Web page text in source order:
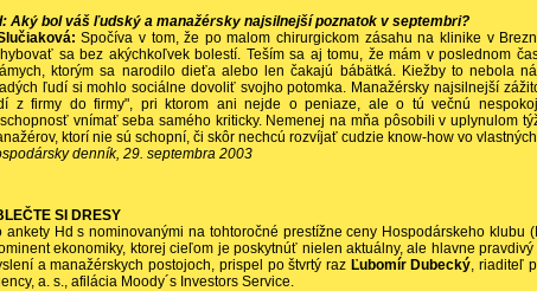
Aký bol váš ľudský a manažérsky najsilnejší poznatok v septembri?
Spočíva v tom, že po malom chirurgickom zásahu na klinike v
sa bez akýchkoľvek bolestí. Teším sa aj tomu, že mám v poslednom
ktorým sa narodilo dieťa alebo len čakajú bábätká. Kiežby to nebola
ľudí si mohlo sociálne dovoliť svojho potomka. Manažérsky najsilnejší
z firmy do firmy", pri ktorom ani nejde o peniaze, ale o tú večnú
vnímať seba samého kriticky. Nemenej na mňa pôsobili v uplynulom
ktorí nie sú schopní, či skôr nechcú rozvíjať cudzie know-how vo
denník, 29. septembra 2003
SI DRESY
ankety Hd s nominovanými na tohtoročné prestížne ceny Hospodárskeho klubu
ekonomiky, ktorej cieľom je poskytnúť nielen aktuálny, ale hlavne
a manažérskych postojoch, prispel po štvrtý raz Ľubomír Dubecký, riaditeľ
a. s., afilácia Moody´s Investors Service.